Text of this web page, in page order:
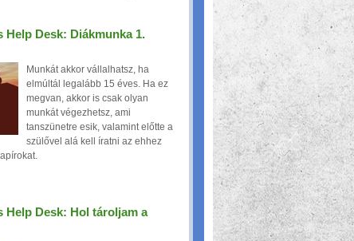
Help Desk: Diákmunka 1.
Munkát akkor vállalhatsz, ha
elmúltál legalább 15 éves. Ha ez
megvan, akkor is csak olyan
munkát végezhetsz, ami
tanszünetre esik, valamint előtte a
szülővel alá kell íratni az ehhez
Help Desk: Hol tároljam a